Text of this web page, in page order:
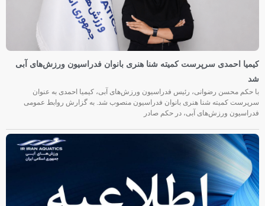
کیمیا احمدی سرپرست کمیته شنا هنری بانوان فدراسیون ورزش‌های آبی
شد
با حکم محسن رضوانی، رئیس فدراسیون ورزش‌های آبی، کیمیا احمدی به عنوان
سرپرست کمیته شنا هنری بانوان فدراسیون منصوب شد. به گزارش روابط عمومی
فدراسیون ورزش‌های آبی، در حکم صادر